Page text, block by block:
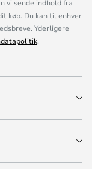
vi sende indhold fra
køb. Du kan til enhver
Yderligere
.